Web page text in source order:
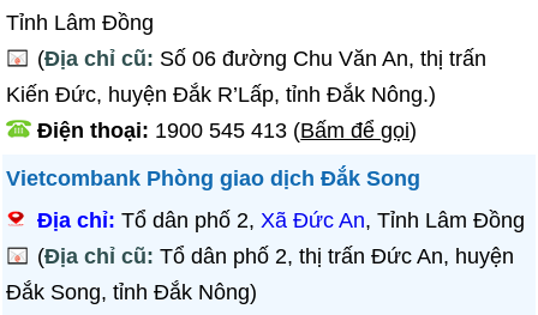
Tỉnh Lâm Đồng
(Địa chỉ cũ: Số 06 đường Chu Văn An, thị trấn
Kiến Đức, huyện Đắk R’Lấp, tỉnh Đắk Nông.)
Điện thoại: 1900 545 413 (Bấm để gọi)
Vietcombank Phòng giao dịch Đắk Song
Địa chỉ:Tổ dân phố 2,Xã Đức An, Tỉnh Lâm Đồng
(Địa chỉ cũ:Tổ dân phố 2, thị trấn Đức An, huyện
Đắk Song, tỉnh Đắk Nông)